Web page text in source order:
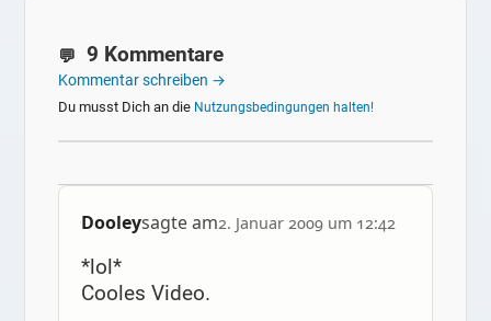
9 Kommentare
Kommentar schreiben →
Du musst Dich an die Nutzungsbedingungen halten!
Dooleysagte am2. Januar 2009 um 12:42
*lol*
Cooles Video.